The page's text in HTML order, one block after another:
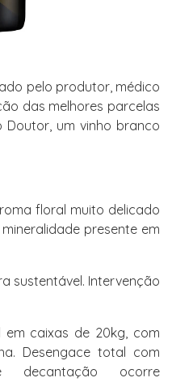
pelo produtor, médico
das melhores parcelas
Doutor, um vinho branco
floral muito delicado
presente em
sustentável. Intervenção
em caixas de 20kg, com
Desengace total com
decantação ocorre